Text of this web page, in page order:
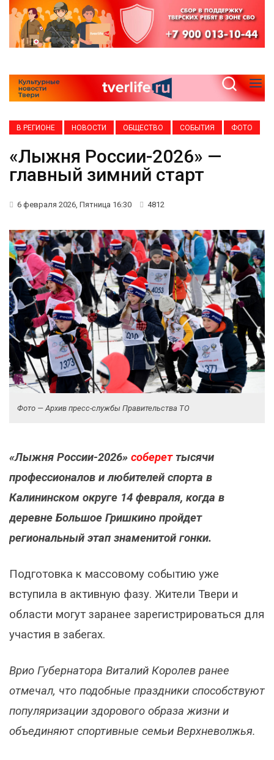
В РЕГИОНЕ НОВОСТИ ОБЩЕСТВО СОБЫТИЯ ФОТО
«Лыжня России-2026» —
главный зимний старт
6 февраля 2026, Пятница 16:30 4812
Фото — Архив пресс-службы Правительства ТО
«Лыжня России-2026» собереттысячи
профессионалов и любителей спорта в
Калининском округе 14 февраля, когда в
деревне Большое Гришкино пройдет
региональный этап знаменитой гонки.
Подготовка к массовому событию уже
вступила в активную фазу. Жители Твери и
области могут заранее зарегистрироваться для
участия в забегах.
Врио Губернатора Виталий Королев ранее
отмечал, что подобные праздники способствуют
популяризации здорового образа жизни и
объединяют спортивные семьи Верхневолжья.